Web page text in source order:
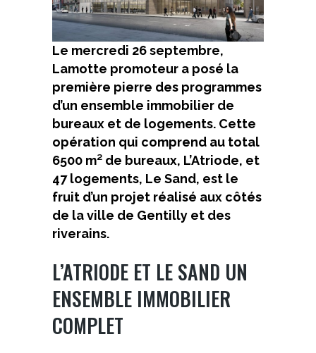
Le mercredi 26 septembre,
Lamotte promoteur a posé la
première pierre des programmes
d’un ensemble immobilier de
bureaux et de logements. Cette
opération qui comprend au total
6500 m² de bureaux, L’Atriode, et
47 logements, Le Sand, est le
fruit d’un projet réalisé aux côtés
de la ville de Gentilly et des
riverains.
L’ATRIODE ET LE SAND UN
ENSEMBLE IMMOBILIER
COMPLET